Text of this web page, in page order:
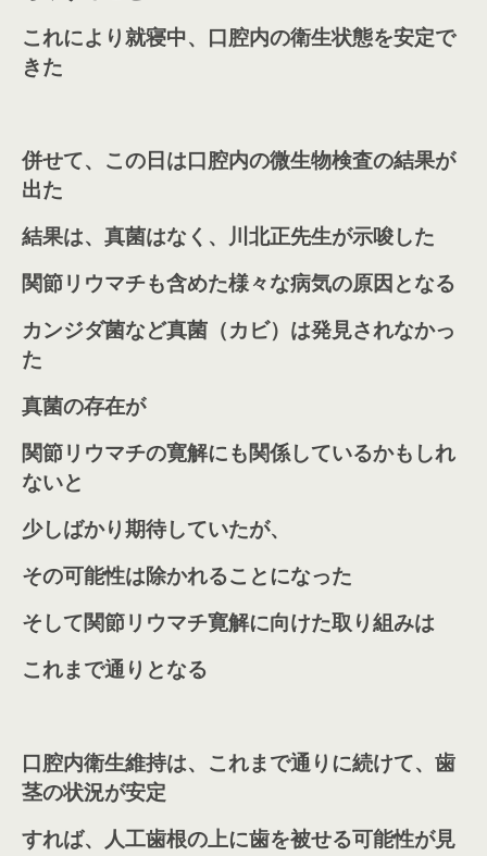
これにより就寝中、口腔内の衛生状態を安定で
きた
併せて、この日は口腔内の微生物検査の結果が
出た
結果は、真菌はなく、 川北正先生が示唆した
関節リウマチも含めた様々な病気の原因となる
カンジダ菌など真菌（カビ）は発見されなかっ
た
真菌の存在が
関節リウマチの寛解にも関係しているかもしれ
ないと
少しばかり期待していたが、
その可能性は除かれることになった
そして関節リウマチ寛解に向けた取り組みは
これまで通りとなる
口腔内衛生維持は、これまで通りに続けて、歯
茎の状況が安定
すれば、人工歯根の上に歯を被せる可能性が見